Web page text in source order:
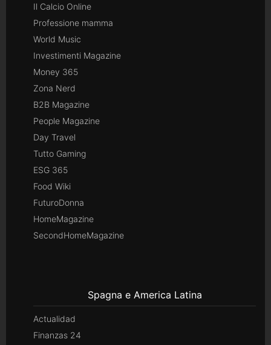
Il Calcio Online
Professione mamma
World Music
Investimenti Magazine
Money 365
Zona Nerd
B2B Magazine
People Magazine
Day Travel
Tutto Gaming
ESG 365
Food Wiki
FuturoDonna
HomeMagazine
SecondHomeMagazine
Spagna e America Latina
Actualidad
Finanzas 24